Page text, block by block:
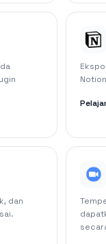
dan